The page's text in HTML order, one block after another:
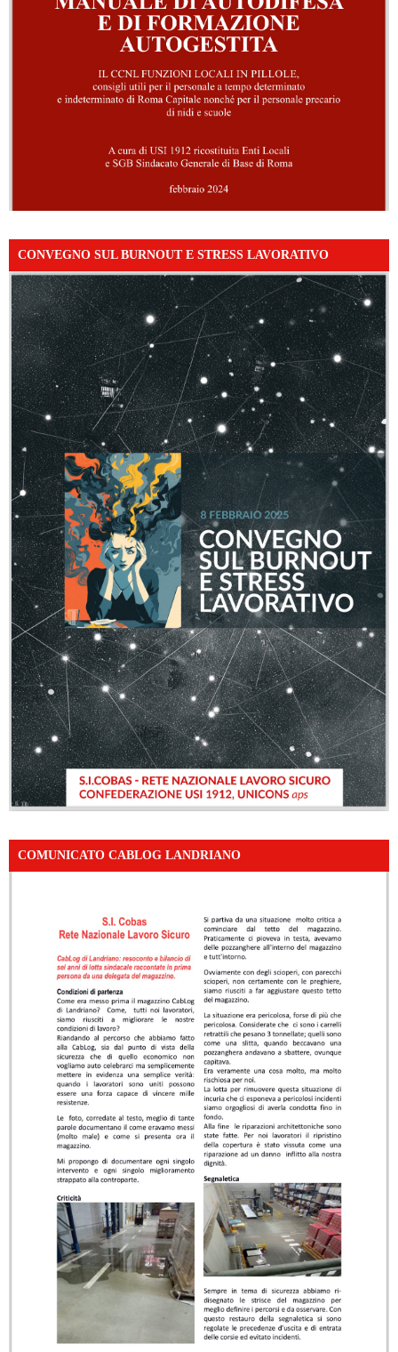
CONVEGNO SUL BURNOUT E STRESS LAVORATIVO
COMUNICATO CABLOG LANDRIANO